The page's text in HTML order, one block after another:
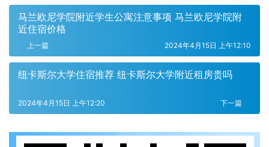
马兰欧尼学院附近学生公寓注意事项 马兰欧尼学院附
近住宿价格
上一篇 2024年4月15日 上午12:10
纽卡斯尔大学住宿推荐 纽卡斯尔大学附近租房贵吗
下一篇
2024年4月15日 上午12:20